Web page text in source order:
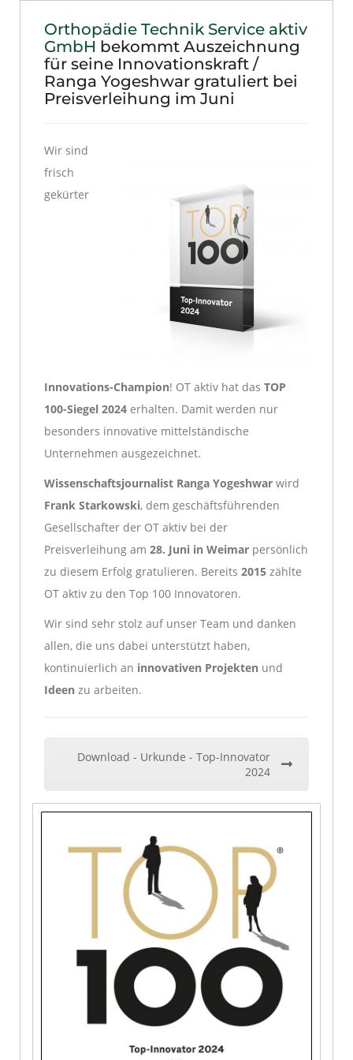
Orthopädie Technik Service aktiv
GmbH bekommt Auszeichnung
für seine Innovationskraft /
Ranga Yogeshwar gratuliert bei
Preisverleihung im Juni
Wir sind
frisch
gekürter
Innovations-Champion! OT aktiv hat das TOP
100-Siegel 2024 erhalten. Damit werden nur
besonders innovative mittelständische
Unternehmen ausgezeichnet.
Wissenschaftsjournalist Ranga Yogeshwar wird
Frank Starkowski, dem geschäftsführenden
Gesellschafter der OT aktiv bei der
Preisverleihung am 28. Juni in Weimar persönlich
zu diesem Erfolg gratulieren. Bereits 2015 zählte
OT aktiv zu den Top 100 Innovatoren.
Wir sind sehr stolz auf unser Team und danken
allen, die uns dabei unterstützt haben,
kontinuierlich an innovativen Projekten und
Ideen zu arbeiten.
Download - Urkunde - Top-Innovator
2024